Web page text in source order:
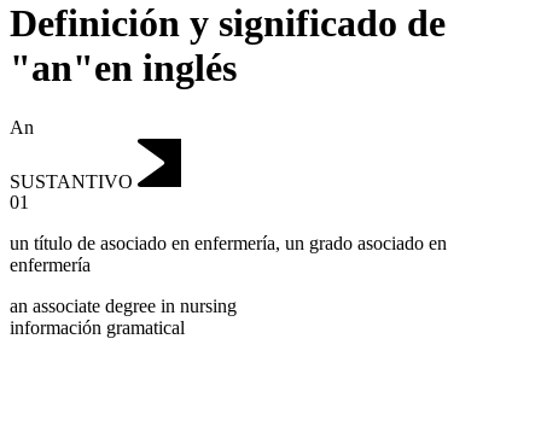
Definición y significado de
"an"en inglés
An
SUSTANTIVO
01
un título de asociado en enfermería, un grado asociado en
enfermería
an associate degree in nursing
información gramatical